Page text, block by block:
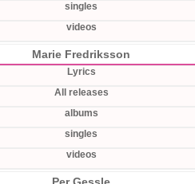
singles
videos
Marie Fredriksson
Lyrics
All releases
albums
singles
videos